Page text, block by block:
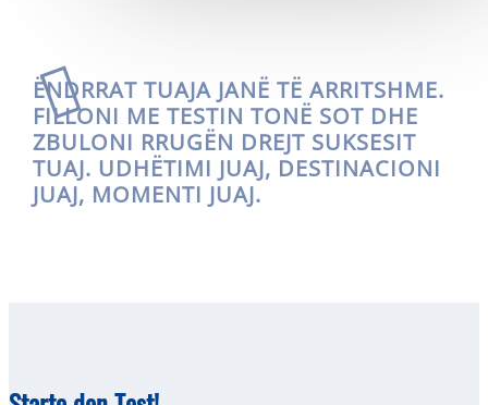

ËNDRRAT TUAJA JANË TË ARRITSHME.
FILLONI ME TESTIN TONË SOT DHE
ZBULONI RRUGËN DREJT SUKSESIT
TUAJ. UDHËTIMI JUAJ, DESTINACIONI
JUAJ, MOMENTI JUAJ.